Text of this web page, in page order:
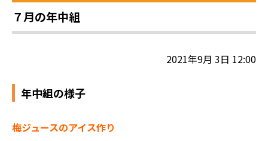
７月の年中組
2021年9月 3日 12:00
年中組の様子
梅ジュースのアイス作り